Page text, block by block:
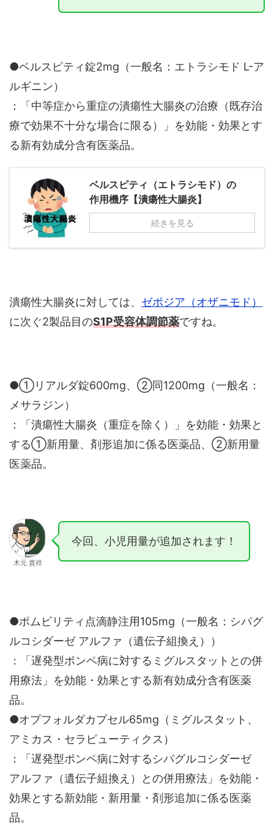
●ベルスピティ錠2mg（一般名：エトラシモド L-ア
ルギニン）
：「中等症から重症の潰瘍性大腸炎の治療（既存治
療で効果不十分な場合に限る）」を効能・効果とす
る新有効成分含有医薬品。
ベルスピティ（エトラシモド）の
作用機序【潰瘍性大腸炎】
続きを見る
潰瘍性大腸炎に対しては、 ゼポジア（オザニモド）
に次ぐ2製品目のS1P受容体調節薬ですね。
●①リアルダ錠600mg、②同1200mg（一般名：
メサラジン）
：「潰瘍性大腸炎（重症を除く）」を効能・効果と
する①新用量、剤形追加に係る医薬品、②新用量
医薬品。
木元 貴祥
今回、小児用量が追加されます！
●ポムビリティ点滴静注用105mg（一般名：シパグ
ルコシダーゼ アルファ（遺伝子組換え））
：「遅発型ポンペ病に対するミグルスタットとの併
用療法」を効能・効果とする新有効成分含有医薬
品。
●オプフォルダカプセル65mg（ミグルスタット、
アミカス・セラピューティクス）
：「遅発型ポンペ病に対するシパグルコシダーゼ
アルファ（遺伝子組換え）との併用療法」を効能・
効果とする新効能・新用量・剤形追加に係る医薬
品。